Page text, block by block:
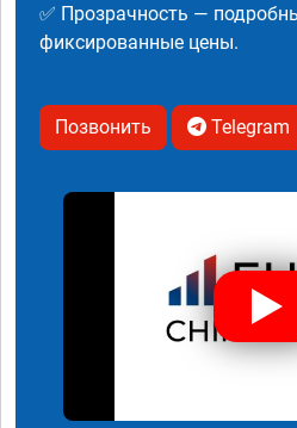
✅ Прозрачность —
фиксированные цены.
Позвонить Telegram